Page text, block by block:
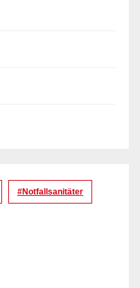
#Notfallsanitäter